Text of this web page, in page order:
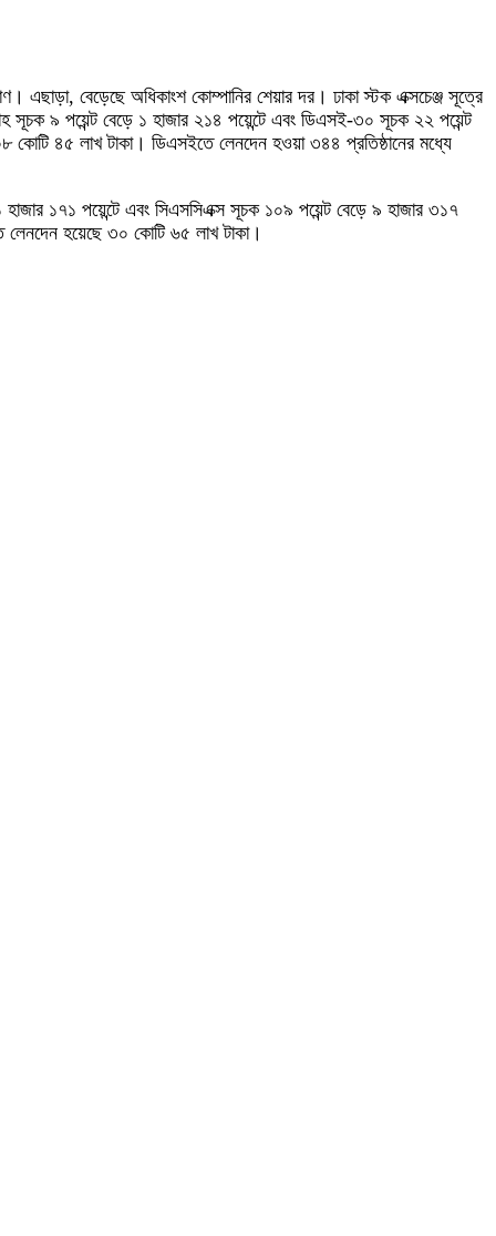
এছাড়া, বেড়েছে অধিকাংশ কোম্পানির শেয়ার দর। ঢাকা স্টক এক্সচেঞ্জ সূত্রে
সূচক ৯ পয়েন্ট বেড়ে ১ হাজার ২১৪ পয়েন্টে এবং ডিএসই-৩০ সূচক ২২ পয়েন্ট
কোটি ৪৫ লাখ টাকা। ডিএসইতে লেনদেন হওয়া ৩৪৪ প্রতিষ্ঠানের মধ্যে
১৭১ পয়েন্টে এবং সিএসসিএক্স সূচক ১০৯ পয়েন্ট বেড়ে ৯ হাজার ৩১৭
লেনদেন হয়েছে ৩০ কোটি ৬৫ লাখ টাকা।